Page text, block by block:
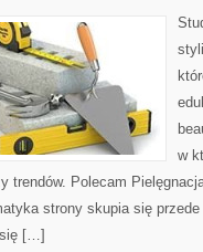
w
trendów. Polecam
strony skupia się
[…]